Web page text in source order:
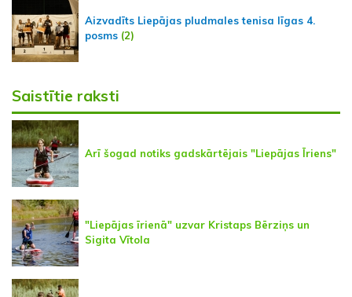
Aizvadīts Liepājas pludmales tenisa līgas 4.
posms (2)
Saistītie raksti
Arī šogad notiks gadskārtējais "Liepājas Īriens"
"Liepājas īrienā" uzvar Kristaps Bērziņs un
Sigita Vītola